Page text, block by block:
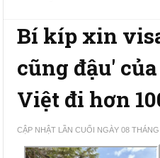
Bí kíp xin
cũng đậu'
Việt đi hơn
CẬP NHẬT LẦN CUỐI NGÀY 08